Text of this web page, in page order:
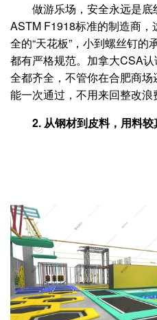
做游乐场，安全永远是
ASTM F1918标准的制造商
全的“天花板”，小到螺丝钉的
都有严格规范。加拿大CSA
全都齐全，不管你在合肥商
能一次通过，不用来回整改浪
2. 从钢材到皮料，用料